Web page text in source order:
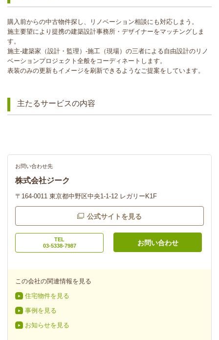
購入前からの中古物件探し、リノベーション相談にも対応しまう。
施主要望により提携の建築設計事務所・デザイナーをマッチングしま
す。
施主‐建築家（設計・監理）‐施工（現場）の三者による自由設計のリノ
ベーションプロジェクト全般をコーディネートします。
表装のみの更新もイメージを刷新できるようなご提案をしています。
主たるサービスの内容
お問い合わせ先
株式会社ジーク
〒164-0011 東京都中野区中央1-1-12 レガリーK1F
公式サイトを見る
TEL
03-5338-7987
お問い合わせ
この会社の関連情報を見る
住宅物件を見る
事例を見る
お知らせを見る